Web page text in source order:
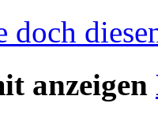
doch
anzeigen